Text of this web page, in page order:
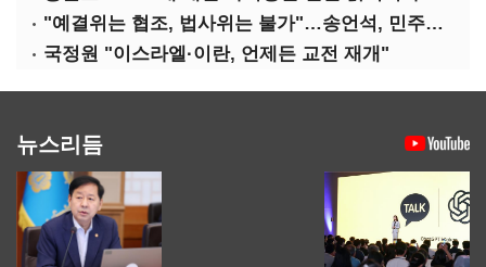
"예결위는 협조, 법사위는 불가"…송언석, 민주당 압박
국정원 "이스라엘·이란, 언제든 교전 재개"
뉴스리듬